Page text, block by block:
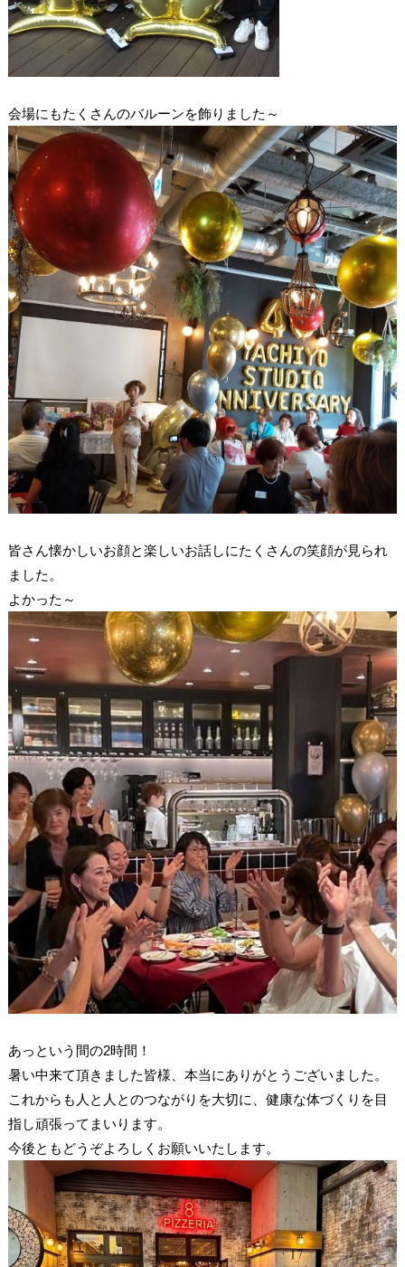
会場にもたくさんのバルーンを飾りました～
皆さん懐かしいお顔と楽しいお話しにたくさんの笑顔が見られ
ました。
よかった～
あっという間の2時間！
暑い中来て頂きました皆様、本当にありがとうございました。
これからも人と人とのつながりを大切に、健康な体づくりを目
指し頑張ってまいります。
今後ともどうぞよろしくお願いいたします。